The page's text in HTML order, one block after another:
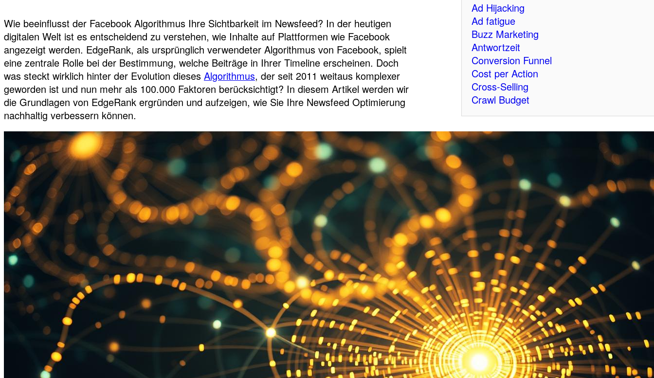
Wie beeinflusst der Facebook Algorithmus Ihre Sichtbarkeit im Newsfeed? In der heutigen
digitalen Welt ist es entscheidend zu verstehen, wie Inhalte auf Plattformen wie Facebook
angezeigt werden. EdgeRank, als ursprünglich verwendeter Algorithmus von Facebook, spielt
eine zentrale Rolle bei der Bestimmung, welche Beiträge in Ihrer Timeline erscheinen. Doch
was steckt wirklich hinter der Evolution dieses Algorithmus, der seit 2011 weitaus komplexer
geworden ist und nun mehr als 100.000 Faktoren berücksichtigt? In diesem Artikel werden wir
die Grundlagen von EdgeRank ergründen und aufzeigen, wie Sie Ihre Newsfeed Optimierung
nachhaltig verbessern können.
Ad Hijacking
Ad fatigue
Buzz Marketing
Antwortzeit
Conversion Funnel
Cost per Action
Cross-Selling
Crawl Budget